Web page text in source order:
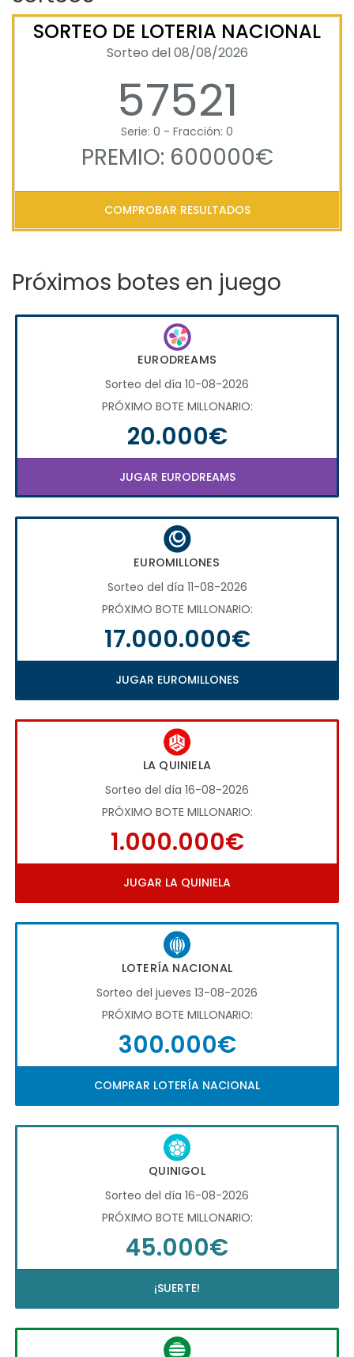
SORTEO DE LOTERIA NACIONAL
Sorteo del 08/08/2026
57521
Serie: 0 - Fracción: 0
PREMIO: 600000€
COMPROBAR RESULTADOS
Próximos botes en juego
EURODREAMS
Sorteo del día 10-08-2026
PRÓXIMO BOTE MILLONARIO:
20.000€
JUGAR EURODREAMS
EUROMILLONES
Sorteo del día 11-08-2026
PRÓXIMO BOTE MILLONARIO:
17.000.000€
JUGAR EUROMILLONES
LA QUINIELA
Sorteo del día 16-08-2026
PRÓXIMO BOTE MILLONARIO:
1.000.000€
JUGAR LA QUINIELA
LOTERÍA NACIONAL
Sorteo del jueves 13-08-2026
PRÓXIMO BOTE MILLONARIO:
300.000€
COMPRAR LOTERÍA NACIONAL
QUINIGOL
Sorteo del día 16-08-2026
PRÓXIMO BOTE MILLONARIO:
45.000€
¡SUERTE!